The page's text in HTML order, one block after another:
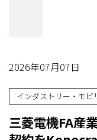
2026年07月07日
インダストリー・モビ
三菱電機FA産